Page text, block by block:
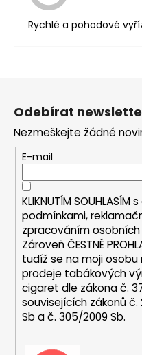
Rychlé a pohodové
Odebírat
Nezmeškejte žádné
E-mail
KLIKNUTÍM SOUHLASÍM s
podmínkami,
zpracováním
Zároveň ČESTNĚ
tudíž se na moji
prodeje tabákových
cigaret dle zákona č.
souvisejících zákonů
Sb a č. 305/2009 Sb.